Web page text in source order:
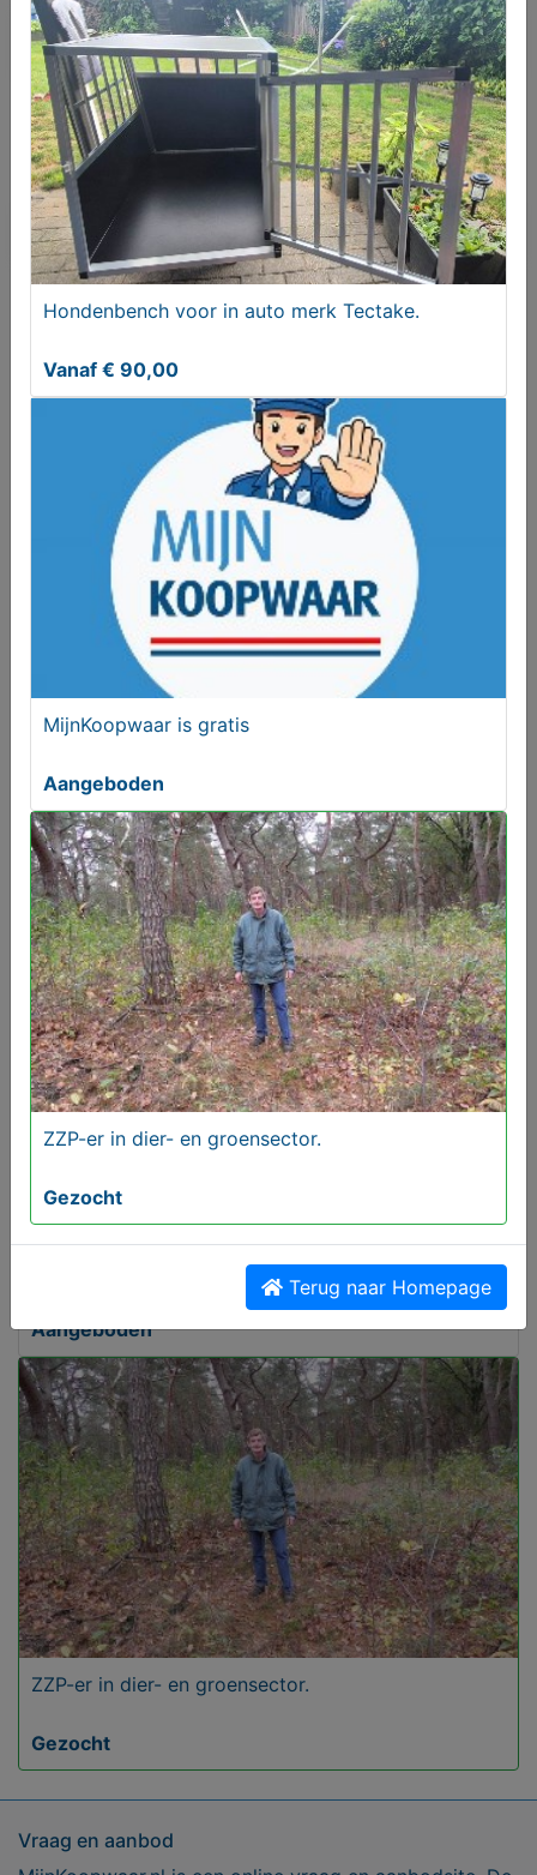
Bieden
Je moet ingelogd zijn om een bod te kunnen
plaatsen.
om in te loggen of een nieuw
account te registreren.
Er zijn nog geen biedingen
Meer koopwaar
in rubriek Dieren en
toebehoren
Hondenbench voor in auto merk Tectake.
Vanaf € 90,00
Aangeboden
ZZP-er in dier- en groensector.
Gezocht
Hondenbench voor in auto merk Tectake.
Vanaf € 90,00
MijnKoopwaar is gratis
Aangeboden
ZZP-er in dier- en groensector.
Gezocht
Terug naar Homepage
Vraag en aanbod